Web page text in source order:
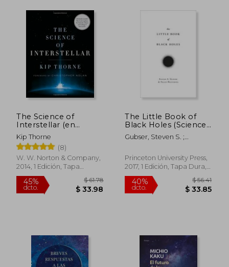
dcto. $ 48.11 dcto.
The Science of
Interstellar (en
Inglés)
Kip Thorne
(8)
W. W. Norton & Company,
2014, 1 Edición, Tapa
Blanda, Nuevo
The Little Book of
Black Holes (Science
Essentials, 29) (en
Inglés)
Gubser, Steven S. ;
Princeton University Press,
2017, 1 Edición, Tapa Dura,
Nuevo